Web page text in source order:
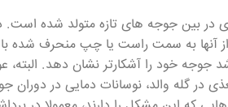
در بین جوجه های تازه متولد شده است.
آنها به سمت راست یا چپ منحرف شده
جوجه خود را آشکارتر نشان دهد. البته،
در گله والد، نوسانات دمایی در